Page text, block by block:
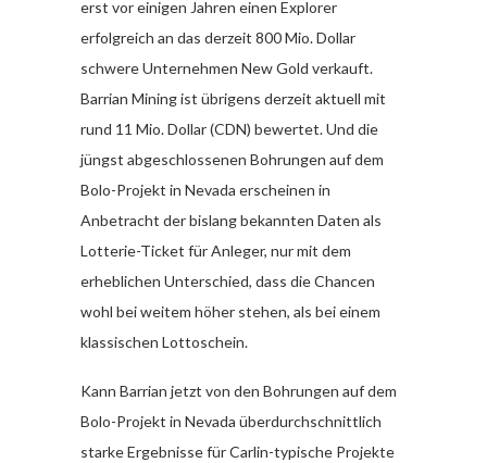
erst vor einigen Jahren einen Explorer
erfolgreich an das derzeit 800 Mio. Dollar
schwere Unternehmen New Gold verkauft.
Barrian Mining ist übrigens derzeit aktuell mit
rund 11 Mio. Dollar (CDN) bewertet. Und die
jüngst abgeschlossenen Bohrungen auf dem
Bolo-Projekt in Nevada erscheinen in
Anbetracht der bislang bekannten Daten als
Lotterie-Ticket für Anleger, nur mit dem
erheblichen Unterschied, dass die Chancen
wohl bei weitem höher stehen, als bei einem
klassischen Lottoschein.
Kann Barrian jetzt von den Bohrungen auf dem
Bolo-Projekt in Nevada überdurchschnittlich
starke Ergebnisse für Carlin-typische Projekte